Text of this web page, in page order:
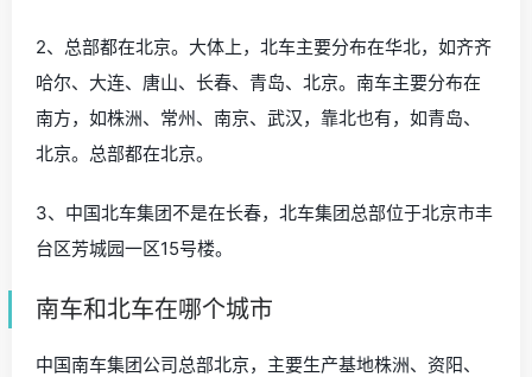
2、总部都在北京。大体上，北车主要分布在华北，如齐齐
哈尔、大连、唐山、长春、青岛、北京。南车主要分布在
南方，如株洲、常州、南京、武汉，靠北也有，如青岛、
北京。总部都在北京。
3、中国北车集团不是在长春，北车集团总部位于北京市丰
台区芳城园一区15号楼。
南车和北车在哪个城市
中国南车集团公司总部北京，主要生产基地株洲、资阳、